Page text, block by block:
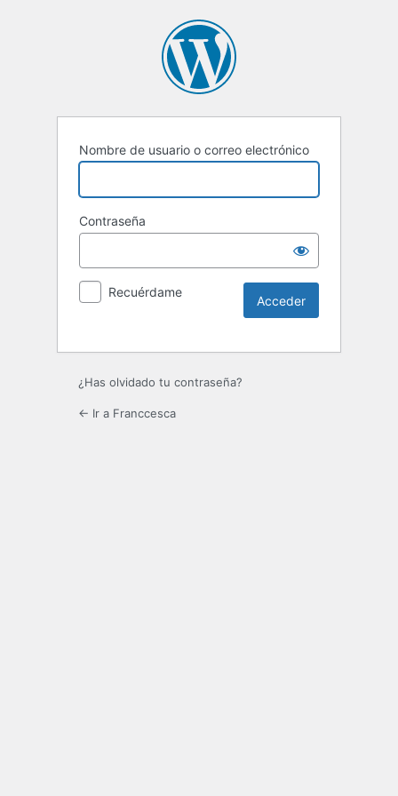
Nombre de usuario o correo electrónico
Contraseña
Recuérdame
¿Has olvidado tu contraseña?
← Ir a Franccesca